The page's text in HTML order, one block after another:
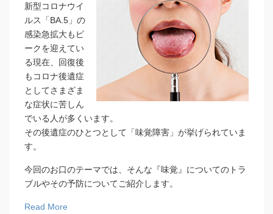
新型コロナウイ
ルス「BA.5」の
感染急拡大もピ
ークを迎えてい
る現在、回復後
もコロナ後遺症
としてさまざま
な症状に苦しん
でいる人が多くいます。
その後遺症のひとつとして「味覚障害」が挙げられていま
す。
今回のお口のテーマでは、そんな『味覚』についてのトラ
ブルやその予防についてご紹介します。
Read More